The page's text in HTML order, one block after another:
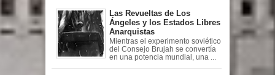
Las Revueltas de Los
Ángeles y los Estados Libres
Anarquistas
Mientras el experimento soviético
del Consejo Brujah se convertía
en una potencia mundial, una ...